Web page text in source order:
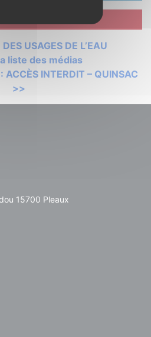
USAGES DE L’EAU
liste des médias
ACCÈS INTERDIT – QUINSAC
>>
15700 Pleaux